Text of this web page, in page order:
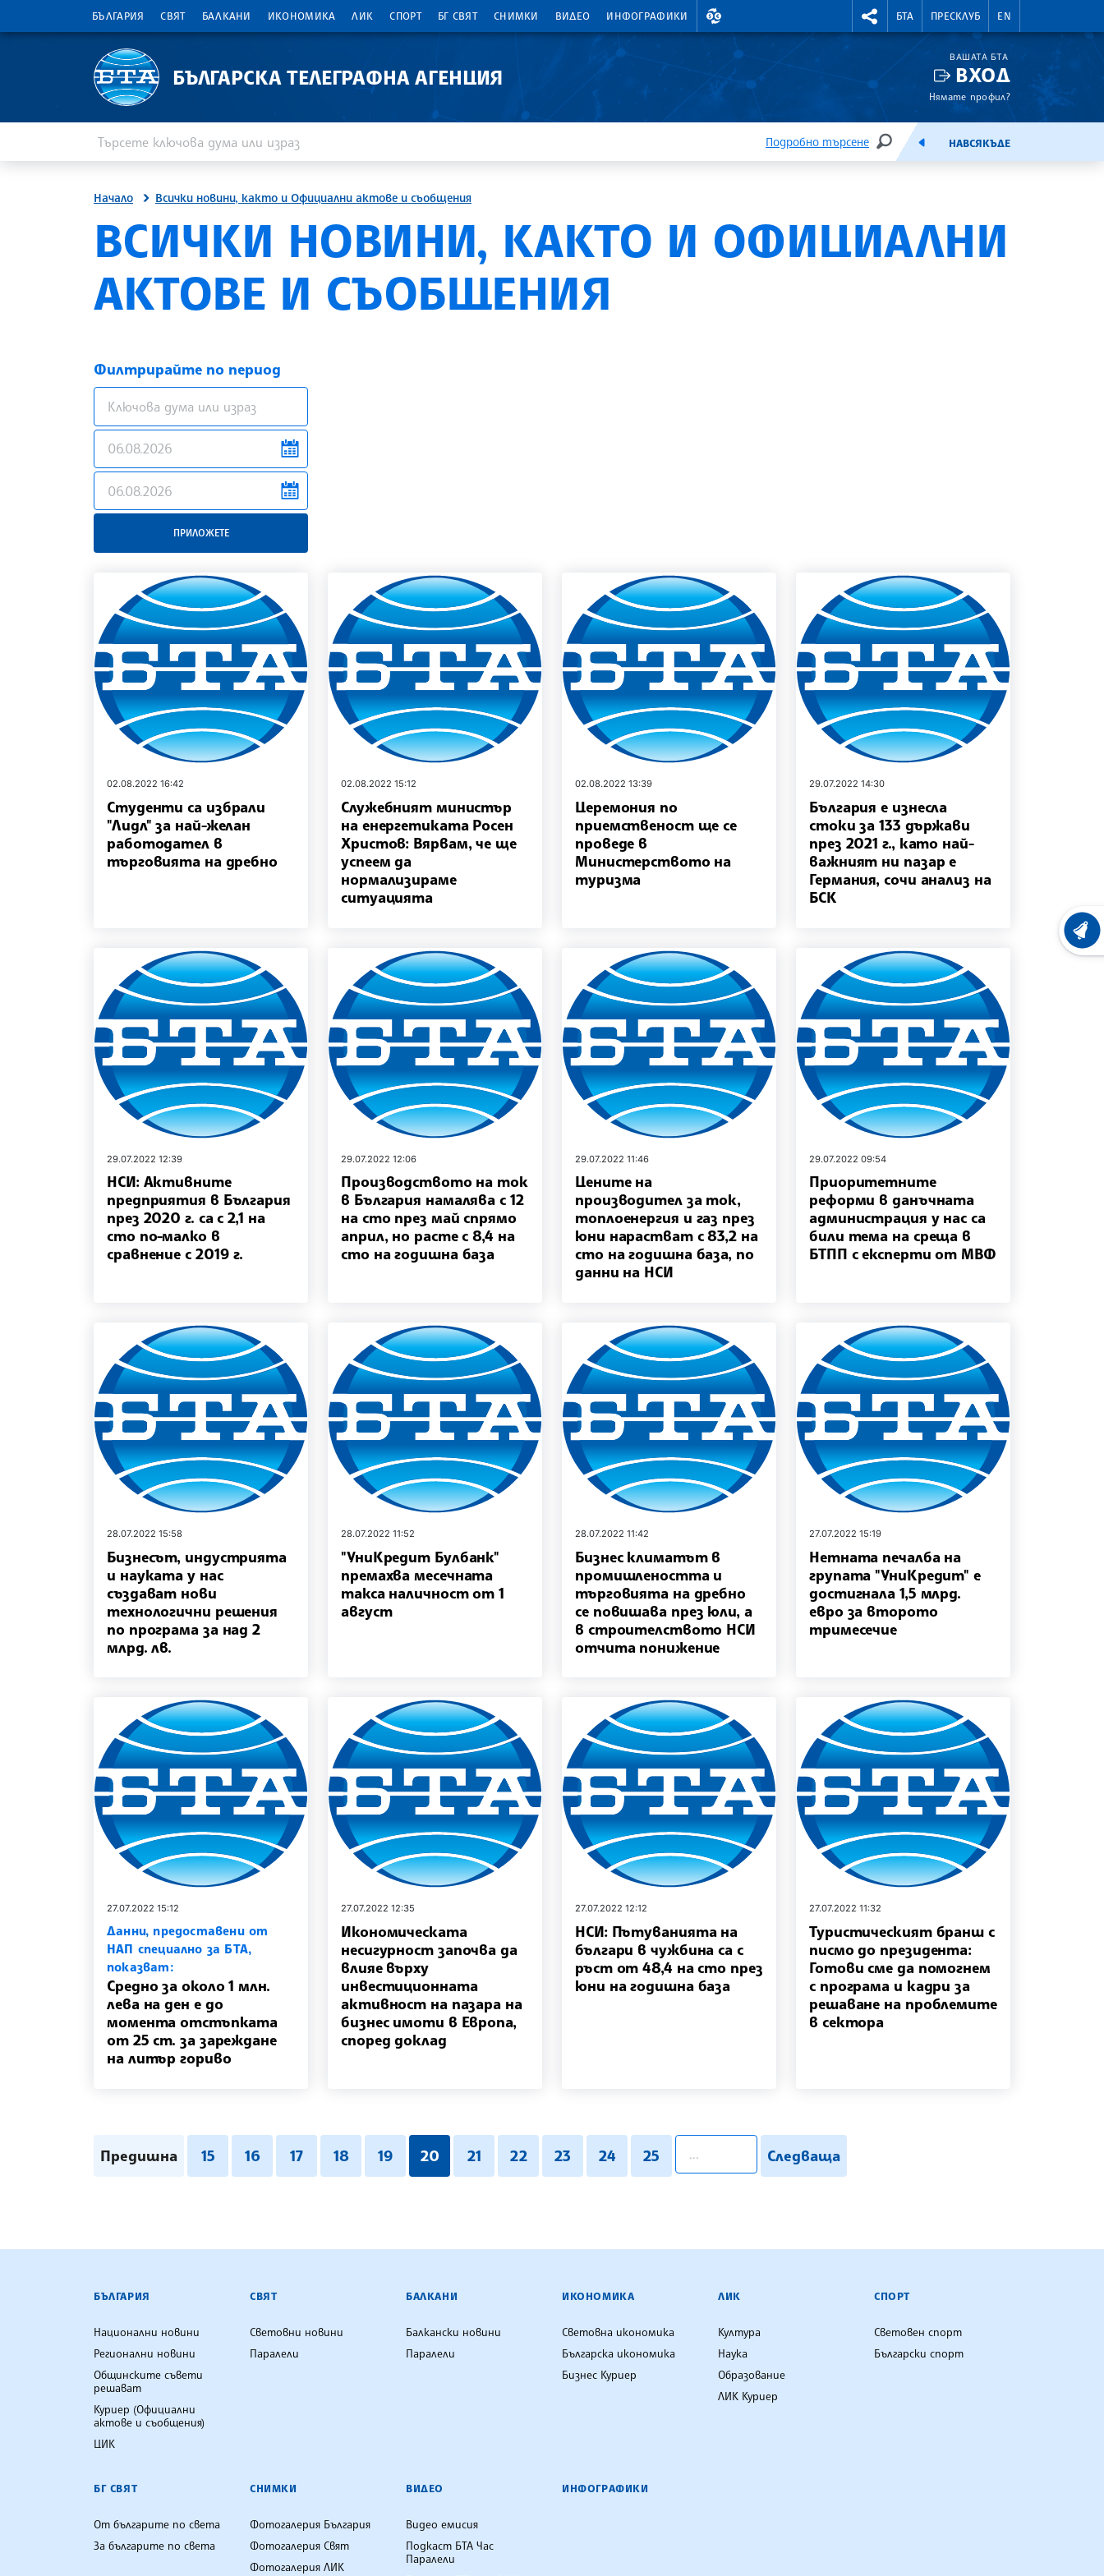
БЪЛГАРИЯ СВЯТ БАЛКАНИ ИКОНОМИКА ЛИК СПОРТ БГ СВЯТ СНИМКИ ВИДЕО ИНФОГРАФИКИ
ВАЛУТНИ КУРСОВЕ RIGHTMENU.SOCIAL
БТА ПРЕСКЛУБ EN
БЪЛГАРСКА ТЕЛЕГРАФНА АГЕНЦИЯ
ВАШАТА БТА
ВХОД
Нямате профил?
Подробно търсене
ТЪРСЕНЕЕМИСИЯНАВСЯКЪДЕ
Начало Всички новини, както и Официални актове и съобщения
ВСИЧКИ НОВИНИ, КАКТО И ОФИЦИАЛНИ
АКТОВЕ И СЪОБЩЕНИЯ
Филтрирайте по период
news.filter.from
news.filter.to
ПРИЛОЖЕТЕ
02.08.2022 16:42
Студенти са избрали
"Лидл" за най-желан
работодател в
търговията на дребно
02.08.2022 15:12
Служебният министър
на енергетиката Росен
Христов: Вярвам, че ще
успеем да
нормализираме
ситуацията
02.08.2022 13:39
Церемония по
приемственост ще се
проведе в
Министерството на
туризма
29.07.2022 14:30
България е изнесла
стоки за 133 държави
през 2021 г., като най-
важният ни пазар е
Германия, сочи анализ на
БСК
29.07.2022 12:39
НСИ: Активните
предприятия в България
през 2020 г. са с 2,1 на
сто по-малко в
сравнение с 2019 г.
29.07.2022 12:06
Производството на ток
в България намалява с 12
на сто през май спрямо
април, но расте с 8,4 на
сто на годишна база
29.07.2022 11:46
Цените на
производител за ток,
топлоенергия и газ през
юни нарастват с 83,2 на
сто на годишна база, по
данни на НСИ
29.07.2022 09:54
Приоритетните
реформи в данъчната
администрация у нас са
били тема на среща в
БТПП с експерти от МВФ
28.07.2022 15:58
Бизнесът, индустрията
и науката у нас
създават нови
технологични решения
по програма за над 2
млрд. лв.
28.07.2022 11:52
"УниКредит Булбанк"
премахва месечната
такса наличност от 1
август
28.07.2022 11:42
Бизнес климатът в
промишлеността и
търговията на дребно
се повишава през юли, а
в строителството НСИ
отчита понижение
27.07.2022 15:19
Нетната печалба на
групата "УниКредит" е
достигнала 1,5 млрд.
евро за второто
тримесечие
27.07.2022 15:12
Данни, предоставени от
НАП специално за БТА,
показват:
Средно за около 1 млн.
лева на ден е до
момента отстъпката
от 25 ст. за зареждане
на литър гориво
27.07.2022 12:35
Икономическата
несигурност започва да
влияе върху
инвестиционната
активност на пазара на
бизнес имоти в Европа,
според доклад
27.07.2022 12:12
НСИ: Пътуванията на
българи в чужбина са с
ръст от 48,4 на сто през
юни на годишна база
27.07.2022 11:32
Туристическият бранш с
писмо до президента:
Готови сме да помогнем
с програма и кадри за
решаване на проблемите
в сектора
Предишна 15 16 17 18 19 20 21 22 23 24 25
pagination.search
Следваща
БЪЛГАРСКА ТЕЛЕГРАФНА АГЕНЦИЯ
БЪЛГАРИЯ
Национални новини
Регионални новини
Общинските съвети
решават
Куриер (Официални
актове и съобщения)
ЦИК
СВЯТ
Световни новини
Паралели
БАЛКАНИ
Балкански новини
Паралели
ИКОНОМИКА
Световна икономика
Българска икономика
Бизнес Куриер
ЛИК
Култура
Наука
Образование
ЛИК Куриер
СПОРТ
Световен спорт
Български спорт
БГ СВЯТ
От българите по света
За българите по света
СНИМКИ
Фотогалерия България
Фотогалерия Свят
Фотогалерия ЛИК
ВИДЕО
Видео емисия
Подкаст БТА Час
Паралели
ИНФОГРАФИКИ